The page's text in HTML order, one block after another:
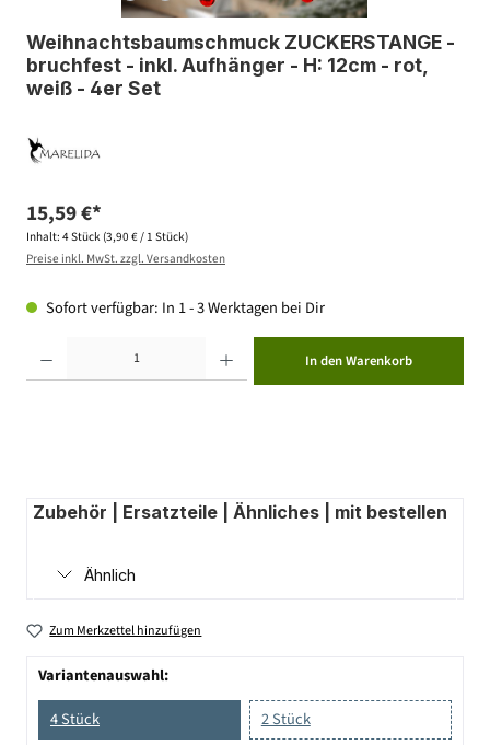
Weihnachtsbaumschmuck ZUCKERSTANGE -
bruchfest - inkl. Aufhänger - H: 12cm - rot,
weiß - 4er Set
15,59 €*
Inhalt: 4 Stück (3,90 € / 1 Stück)
Preise inkl. MwSt. zzgl. Versandkosten
Sofort verfügbar: In 1 - 3 Werktagen bei Dir
In den Warenkorb
Zubehör | Ersatzteile | Ähnliches | mit bestellen
Ähnlich
Zum Merkzettel hinzufügen
Variantenauswahl:
4 Stück
2 Stück